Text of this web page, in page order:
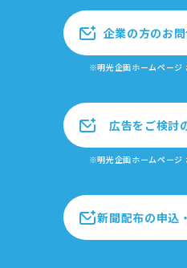
企業の方のお
※明光企画ホームページ
広告をご検討
※明光企画ホームページ
新聞配布の申込